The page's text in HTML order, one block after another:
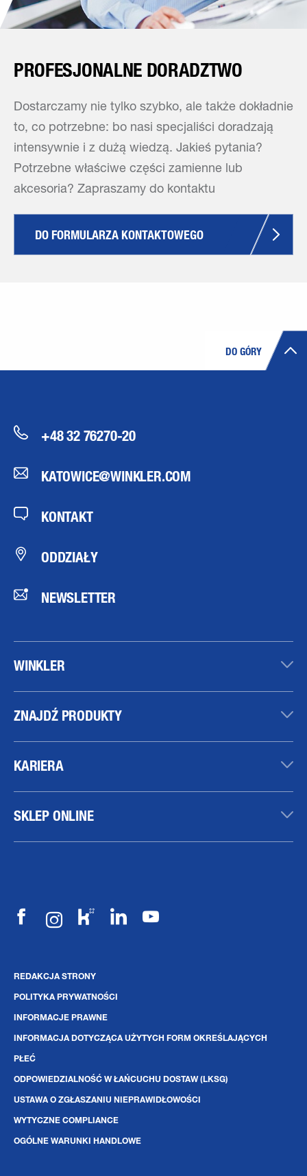
PROFESJONALNE DORADZTWO
Dostarczamy nie tylko szybko, ale także dokładnie
to, co potrzebne: bo nasi specjaliści doradzają
intensywnie i z dużą wiedzą. Jakieś pytania?
Potrzebne właściwe części zamienne lub
akcesoria? Zapraszamy do kontaktu
DO FORMULARZA KONTAKTOWEGO
DO GÓRY
+48 32 76270-20
KATOWICE@WINKLER.COM
KONTAKT
ODDZIAŁY
NEWSLETTER
WINKLER
ZNAJDŹ PRODUKTY
KARIERA
SKLEP ONLINE
REDAKCJA STRONY
POLITYKA PRYWATNOŚCI
INFORMACJE PRAWNE
INFORMACJA DOTYCZĄCA UŻYTYCH FORM OKREŚLAJĄCYCH
PŁEĆ
ODPOWIEDZIALNOŚĆ W ŁAŃCUCHU DOSTAW (LKSG)
USTAWA O ZGŁASZANIU NIEPRAWIDŁOWOŚCI
WYTYCZNE COMPLIANCE
OGÓLNE WARUNKI HANDLOWE